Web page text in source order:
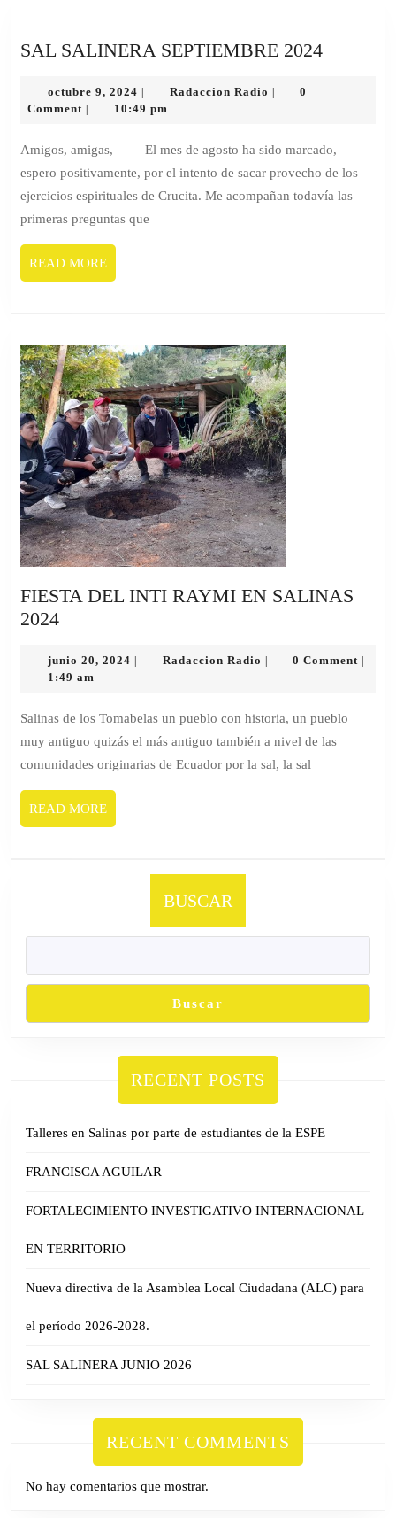
SAL SALINERA SEPTIEMBRE 2024SAL
octubre 9, 2024 octubre
9,
| Radaccion Radio Radaccion
|
0
Comment | 10:49 pm
Amigos, amigas, El mes de agosto ha sido marcado,
espero positivamente, por el intento de sacar provecho de los
ejercicios espirituales de Crucita. Me acompañan todavía las
primeras preguntas que
READ MOREREAD
MORE
FIESTA DEL INTI RAYMI EN SALINAS
2024FIESTA
INTI
RAYMI
EN
SALINAS
2024
junio 20, 2024 junio
| Radaccion Radio Radaccion
| 0 Comment |
1:49 am
Salinas de los Tomabelas un pueblo con historia, un pueblo
muy antiguo quizás el más antiguo también a nivel de las
comunidades originarias de Ecuador por la sal, la sal
READ MOREREAD
MORE
BUSCAR
Buscar
RECENT POSTS
Talleres en Salinas por parte de estudiantes de la ESPE
FRANCISCA AGUILAR
FORTALECIMIENTO INVESTIGATIVO INTERNACIONAL
EN TERRITORIO
Nueva directiva de la Asamblea Local Ciudadana (ALC) para
el período 2026-2028.
SAL SALINERA JUNIO 2026
RECENT COMMENTS
No hay comentarios que mostrar.